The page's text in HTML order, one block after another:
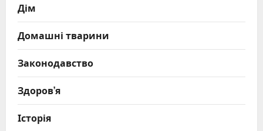
Дім
Домашні тварини
Законодавство
Здоров’я
Історія